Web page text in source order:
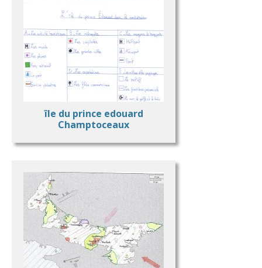
île du prince edouard
Champtoceaux